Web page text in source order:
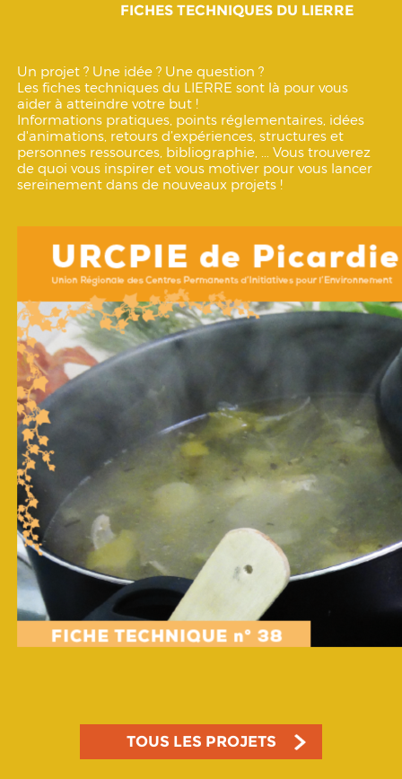
FICHES TECHNIQUES DU LIERRE
Un projet ? Une idée ? Une question ?
Les fiches techniques du LIERRE sont là pour vous
aider à atteindre votre but !
Informations pratiques, points réglementaires, idées
d'animations, retours d’expériences, structures et
personnes ressources, bibliographie, ... Vous trouverez
de quoi vous inspirer et vous motiver pour vous lancer
sereinement dans de nouveaux projets !
TOUS LES PROJETS